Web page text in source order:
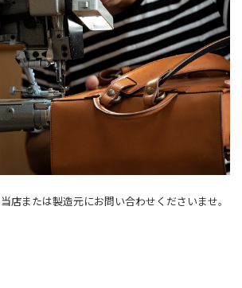
店または製造元にお問い合わせくださいませ。